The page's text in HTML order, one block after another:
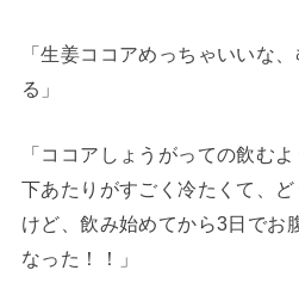
「生姜ココアめっちゃいいな
る」
「ココアしょうがっての飲む
下あたりがすごく冷たくて、
けど、飲み始めてから3日でお
なった！！」